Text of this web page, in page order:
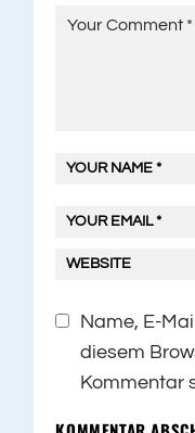
Name, E-
diesem
Kommentar